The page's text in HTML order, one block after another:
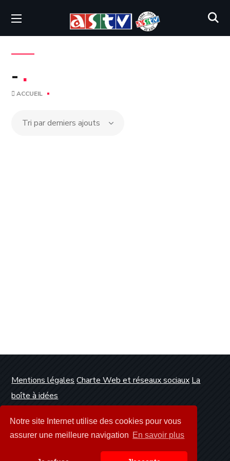
Notre site Internet utilise des cookies pour vous
assurer une meilleure navigation En savoir plus
- .
ACCUEIL
Mentions légales Charte Web et réseaux sociaux La
boîte à idées
Dunkerque